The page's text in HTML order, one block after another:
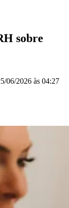
Antônio
sobre
06/2026 às 04:27